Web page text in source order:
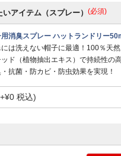
アイテム（スプレー） (必須)
消臭スプレー ハットランドリー
は洗えない帽子に最適！100％天
ッド（植物抽出エキス）で持続性の
抗菌・防カビ・防虫効果を実現！